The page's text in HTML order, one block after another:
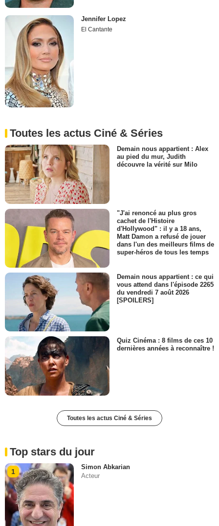
Jennifer Lopez
El Cantante
Toutes les actus Ciné & Séries
Demain nous appartient : Alex
au pied du mur, Judith
découvre la vérité sur Milo
"J'ai renoncé au plus gros
cachet de l'Histoire
d'Hollywood" : il y a 18 ans,
Matt Damon a refusé de jouer
dans l'un des meilleurs films de
super-héros de tous les temps
Demain nous appartient : ce qui
vous attend dans l'épisode 2265
du vendredi 7 août 2026
[SPOILERS]
Quiz Cinéma : 8 films de ces 10
dernières années à reconnaître !
Toutes les actus Ciné & Séries
Top stars du jour
1
Simon Abkarian
Acteur